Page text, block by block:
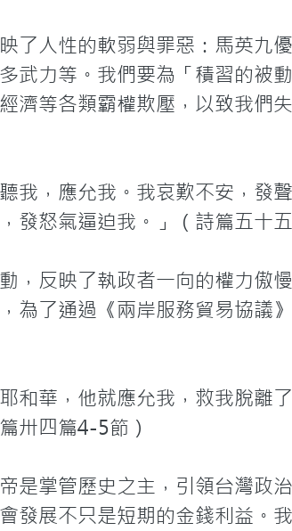
了人性的軟弱與罪惡：馬英九
武力等。我們要為「積習的被
濟等各類霸權欺壓，以致我們
聽我，應允我。我哀歎不安，發
發怒氣逼迫我。」（詩篇五十
，反映了執政者一向的權力傲
為了通過《兩岸服務貿易協議
耶和華，他就應允我，救我脫離
卅四篇4-5節）
是掌管歷史之主，引領台灣政
發展不只是短期的金錢利益。